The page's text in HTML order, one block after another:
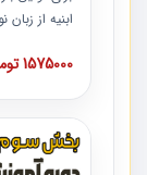
ابنیه از
ردیف ها و
دوره به
دوره با
مشاور در امر
همکارانی
1575000 تومان